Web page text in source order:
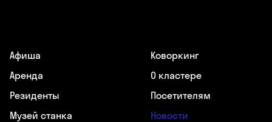
Афиша
Аренда
Резиденты
Музей станка
Коворкинг
О кластере
Посетителям
Новости